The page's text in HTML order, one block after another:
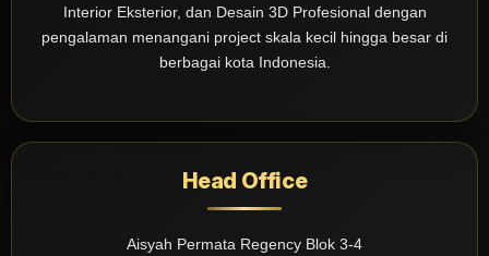
Interior Eksterior, dan Desain 3D Profesional dengan
pengalaman menangani project skala kecil hingga besar di
berbagai kota Indonesia.
Head Office
Aisyah Permata Regency Blok 3-4